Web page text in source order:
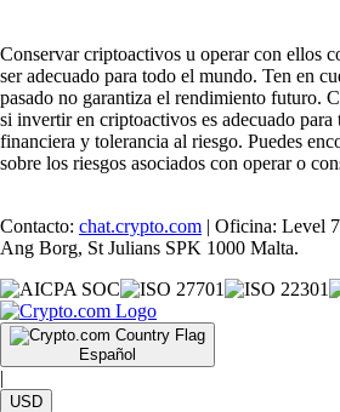
Conservar criptoactivos u operar con ellos
ser adecuado para todo el mundo. Ten en
pasado no garantiza el rendimiento futuro.
si invertir en criptoactivos es adecuado para
financiera y tolerancia al riesgo. Puedes
sobre los riesgos asociados con operar o
Contacto: chat.crypto.com | Oficina: Level
Ang Borg, St Julians SPK 1000 Malta.
Español
|
USD